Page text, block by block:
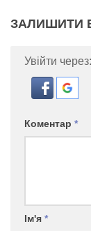
ЗАЛИШИТИ
Увійти через:
Коментар *
Ім'я *